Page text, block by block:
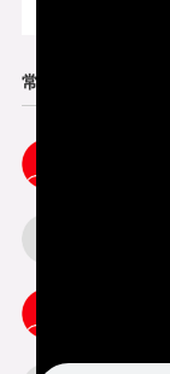
常见问题